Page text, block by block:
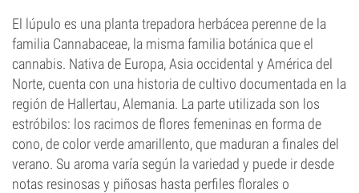
El lúpulo es una planta trepadora herbácea perenne de la
familia Cannabaceae, la misma familia botánica que el
cannabis. Nativa de Europa, Asia occidental y América del
Norte, cuenta con una historia de cultivo documentada en la
región de Hallertau, Alemania. La parte utilizada son los
estróbilos: los racimos de flores femeninas en forma de
cono, de color verde amarillento, que maduran a finales del
verano. Su aroma varía según la variedad y puede ir desde
notas resinosas y piñosas hasta perfiles florales o